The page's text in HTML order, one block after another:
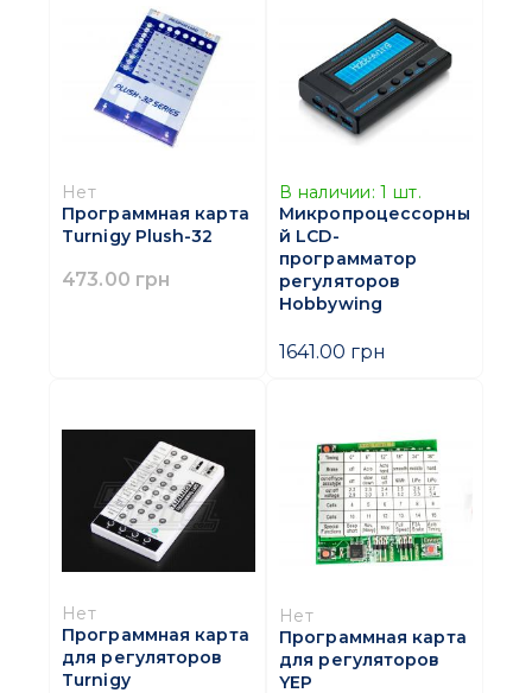
Нет
Программная карта
Turnigy Plush-32
473.00 грн
В наличии: 1 шт.
Микропроцессорны
й LCD-
программатор
регуляторов
Hobbywing
1641.00 грн
Нет
Программная карта
для регуляторов
Turnigy
Нет
Программная карта
для регуляторов
YEP